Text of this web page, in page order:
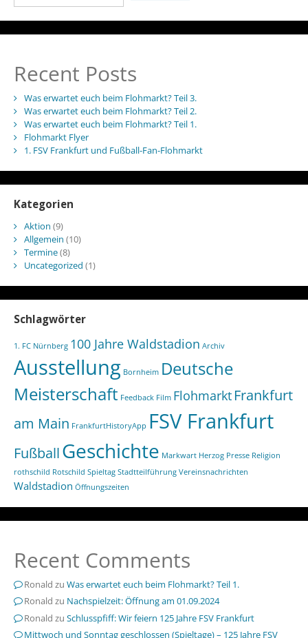
Recent Posts
Was erwartet euch beim Flohmarkt? Teil 3.
Was erwartet euch beim Flohmarkt? Teil 2.
Was erwartet euch beim Flohmarkt? Teil 1.
Flohmarkt Flyer
1. FSV Frankfurt und Fußball-Fan-Flohmarkt
Kategorien
Aktion (9)
Allgemein (10)
Termine(8)
Uncategorized (1)
Schlagwörter
1. FC Nürnberg 100 Jahre Waldstadion Archiv
Ausstellung Bornheim Deutsche
Meisterschaft Feedback Film Flohmarkt Frankfurt
am Main FrankfurtHistoryApp FSV Frankfurt
FußballGeschichte Markwart Herzog Presse Religion
rothschild Rotschild Spieltag Stadtteilführung Vereinsnachrichten
Waldstadion Öffnungszeiten
Recent Comments
Ronald zu Was erwartet euch beim Flohmarkt? Teil 1.
Ronald zu Nachspielzeit: Öffnung am 01.09.2024
Ronald zu Schlusspfiff: Wir feiern 125 Jahre FSV Frankfurt
Mittwoch und Sonntag geschlossen (Spieltage) – 125 Jahre FSV